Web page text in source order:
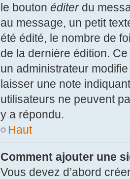
le bouton éditerdu
au message, un petit
été édité, le nombre de
de la dernière édition.
un administrateur
laisser une note
utilisateurs ne peuvent
y a répondu.
Haut
Comment ajouter une
Vous devez d’abord